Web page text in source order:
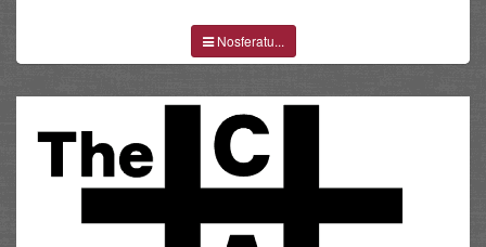
Nosferatu...